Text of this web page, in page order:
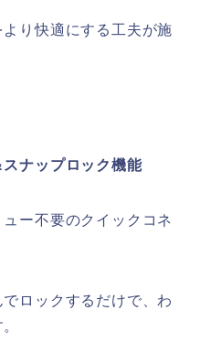
り快適にする工夫が施
ナップロック機能
ー不要のクイックコネ
ロックするだけで、わ